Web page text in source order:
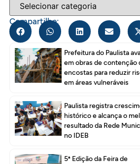
Compartilhe:
Prefeitura do Paulista
em obras de contenção
encostas para reduzir
em áreas vulneráveis
Paulista registra
histórico e alcança o
resultado da Rede
no IDEB
5ª Edição da Feira de